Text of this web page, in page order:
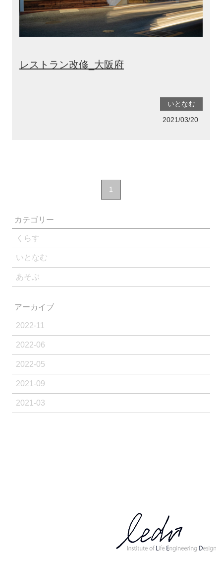
レストラン改修_大阪府
いとなむ
2021/03/20
1
カテゴリー
くらす
いとなむ
あそぶ
アーカイブ
2022-11
2022-06
2022-05
2021-09
2021-03